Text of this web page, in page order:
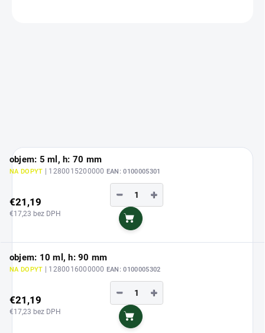
objem: 5 ml, h: 70 mm
NA DOPYT | 1280015200000 EAN: 0100005301
€21,19
€17,23 bez DPH
+
−
Do košíka
objem: 10 ml, h: 90 mm
NA DOPYT | 1280016000000 EAN: 0100005302
€21,19
€17,23 bez DPH
+
−
Do košíka